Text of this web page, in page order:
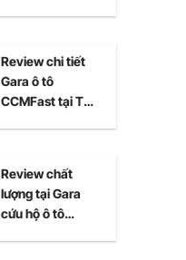
Review chi tiết
Gara ô tô
CCMFast tại Thủ
Review chất
lượng tại Gara
cứu hộ ô tô